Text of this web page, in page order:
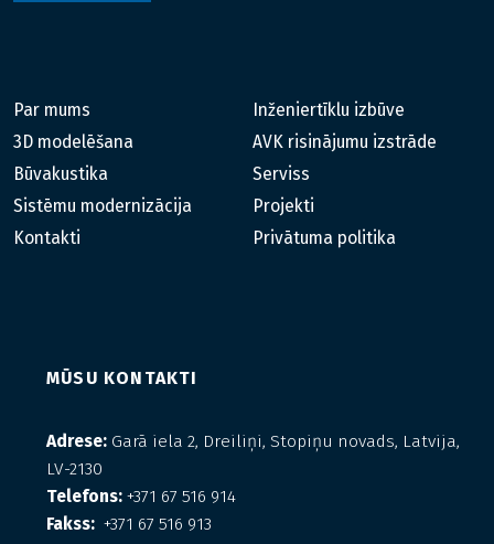
Par mums
Inženiertīklu izbūve
3D modelēšana
AVK risinājumu izstrāde
Būvakustika
Serviss
Sistēmu modernizācija
Projekti
Kontakti
Privātuma politika
MŪSU KONTAKTI
Adrese: Garā iela 2, Dreiliņi, Stopiņu novads, Latvija,
LV-2130
Telefons: +371 67 516 914
Fakss: +371 67 516 913